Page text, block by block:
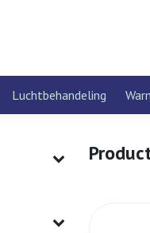
Luchtbehandeling